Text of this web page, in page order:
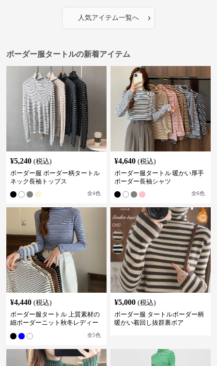
人気アイテム一覧へ ›
ボーダー服タートルの新着アイテム
¥5,240 (税込)
ボーダー服 ボーダー柄タートル
ネック長袖トップス
全4色
¥4,640 (税込)
ボーダー服タートル 暖かい厚手
ボーダー長袖シャツ
全6色
¥4,440 (税込)
ボーダー服タートル 上質素材の
細ボーダーニット秋冬レディー
全5色
¥5,000 (税込)
ボーダー服 タートルボーダー柄
暖かい着回し抜群裏ボア